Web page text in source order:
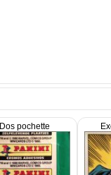
Dos pochette